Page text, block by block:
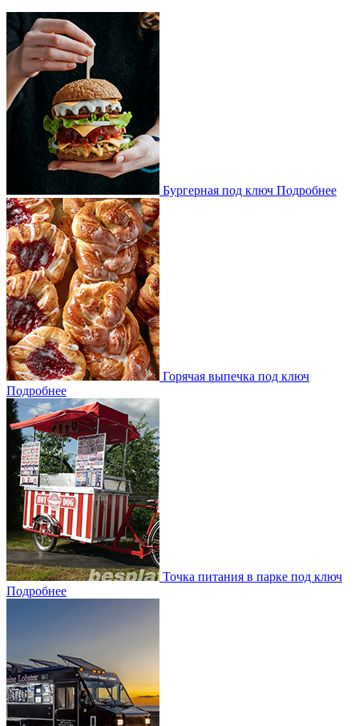
Бургерная под ключ Подробнее
Горячая выпечка под ключ
Подробнее
Точка питания в парке под ключ
Подробнее